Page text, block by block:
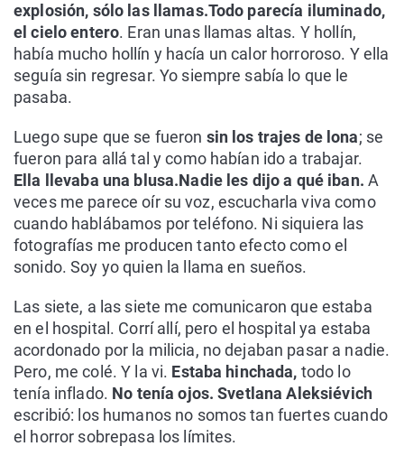
explosión, sólo las llamas.Todo parecía iluminado,
el cielo entero. Eran unas llamas altas. Y hollín,
había mucho hollín y hacía un calor horroroso. Y ella
seguía sin regresar. Yo siempre sabía lo que le
pasaba.
Luego supe que se fueron sin los trajes de lona; se
fueron para allá tal y como habían ido a trabajar.
Ella llevaba una blusa.Nadie les dijo a qué iban.A
veces me parece oír su voz, escucharla viva como
cuando hablábamos por teléfono. Ni siquiera las
fotografías me producen tanto efecto como el
sonido. Soy yo quien la llama en sueños.
Las siete, a las siete me comunicaron que estaba
en el hospital. Corrí allí, pero el hospital ya estaba
acordonado por la milicia, no dejaban pasar a nadie.
Pero, me colé. Y la vi. Estaba hinchada, todo lo
tenía inflado. No tenía ojos.Svetlana Aleksiévich
escribió: los humanos no somos tan fuertes cuando
el horror sobrepasa los límites.